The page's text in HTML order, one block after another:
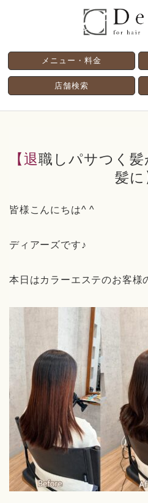
メニュー・料金
店舗検索
【退職しパサつく髪が、艶々まとまる
髪に
皆様こんにちは^ ^
ディアーズです♪
本日はカラーエステのお客様